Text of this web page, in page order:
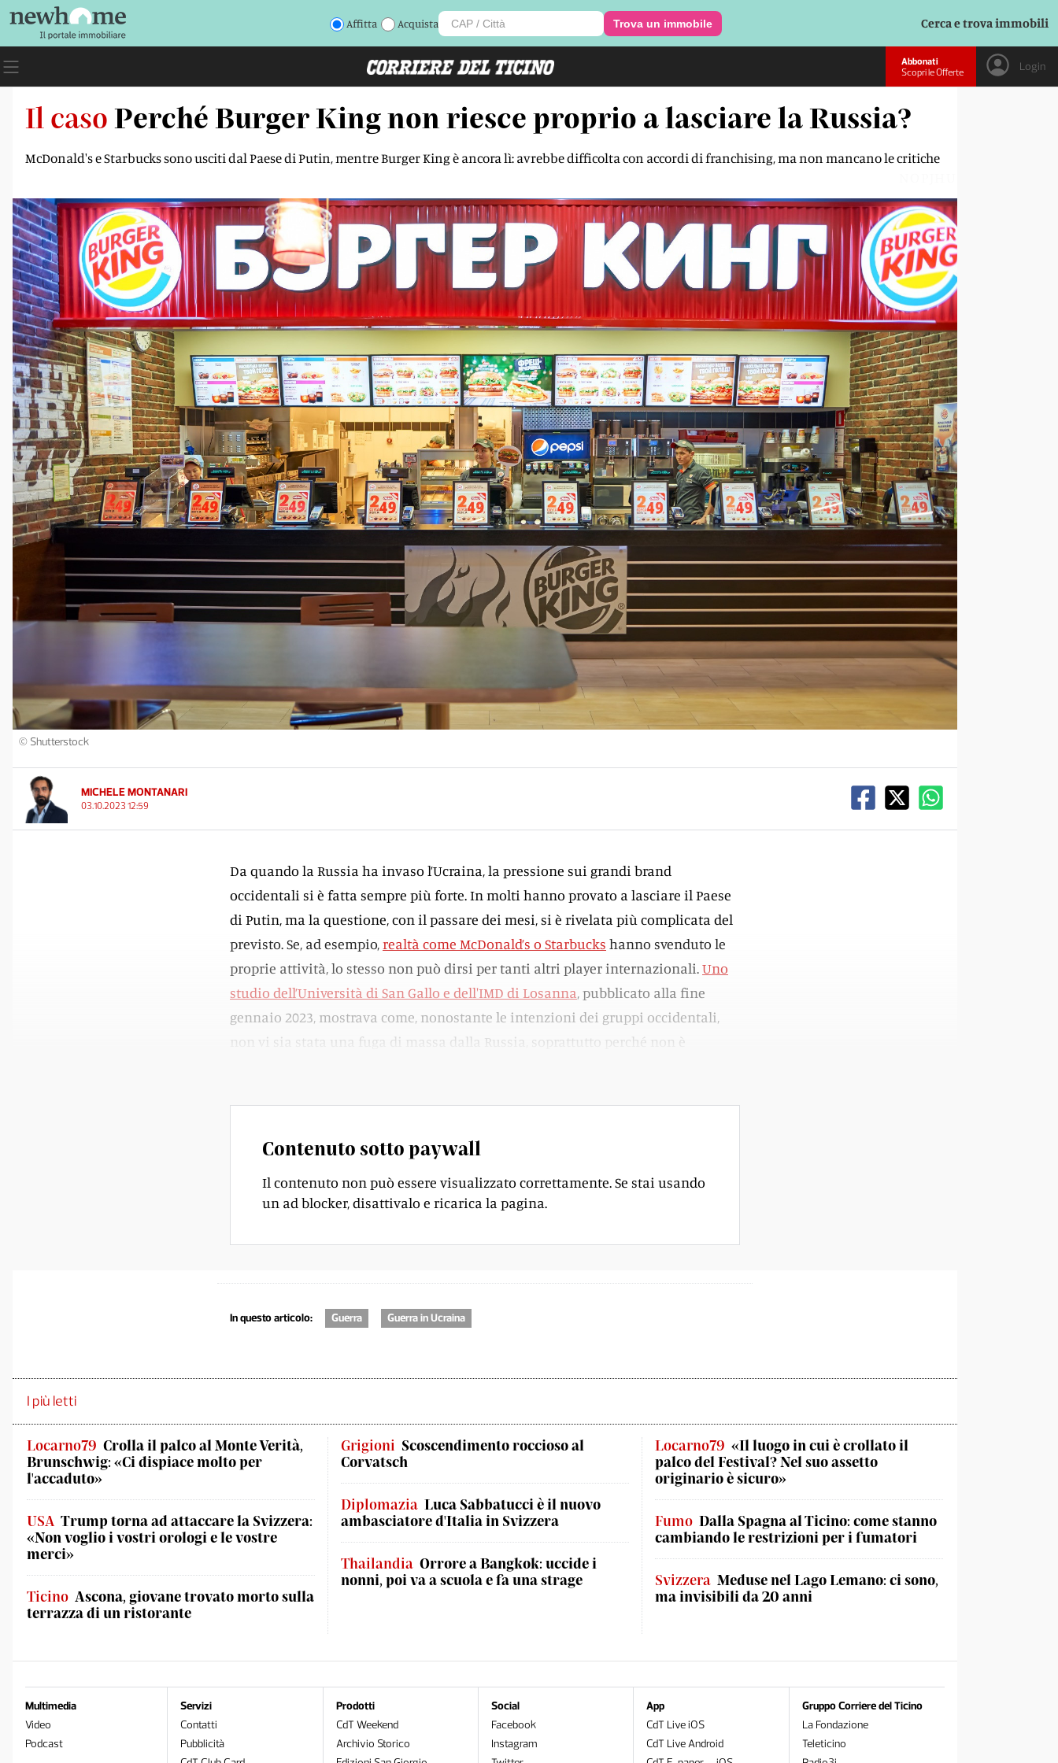
Affitta Acquista Trova un immobile Cerca e trova immobili
Abbonati
Scopri le Offerte
Login
Il caso Perché Burger King non riesce proprio a lasciare la Russia?
McDonald's e Starbucks sono usciti dal Paese di Putin, mentre Burger King è ancora lì: avrebbe difficolta con accordi di franchising, ma non mancano le critiche
© Shutterstock
MICHELE MONTANARI
03.10.2023 12:59
Da quando la Russia ha invaso l’Ucraina, la pressione sui grandi brand
occidentali si è fatta sempre più forte. In molti hanno provato a lasciare il Paese
di Putin, ma la questione, con il passare dei mesi, si è rivelata più complicata del
previsto. Se, ad esempio,realtà come McDonald’s o Starbucks hanno svenduto le
proprie attività, lo stesso non può dirsi per tanti altri player internazionali.Uno
studio dell’Università di San Gallo e dell'IMD di Losanna, pubblicato alla fine
gennaio 2023, mostrava come, nonostante le intenzioni dei gruppi occidentali,
non vi sia stata una fuga di massa dalla Russia, soprattutto perché non è
Contenuto sotto paywall
Il contenuto non può essere visualizzato correttamente. Se stai usando
un ad blocker, disattivalo e ricarica la pagina.
In questo articolo: Guerra Guerra in Ucraina
I più letti
Locarno79 Crolla il palco al Monte Verità,
Brunschwig: «Ci dispiace molto per
l'accaduto»
USA Trump torna ad attaccare la Svizzera:
«Non voglio i vostri orologi e le vostre
merci»
Ticino Ascona, giovane trovato morto sulla
terrazza di un ristorante
Grigioni Scoscendimento roccioso al
Corvatsch
Diplomazia Luca Sabbatucci è il nuovo
ambasciatore d'Italia in Svizzera
Thailandia Orrore a Bangkok: uccide i
nonni, poi va a scuola e fa una strage
Locarno79 «Il luogo in cui è crollato il
palco del Festival? Nel suo assetto
originario è sicuro»
Fumo Dalla Spagna al Ticino: come stanno
cambiando le restrizioni per i fumatori
Svizzera Meduse nel Lago Lemano: ci sono,
ma invisibili da 20 anni
Multimedia
Video
Podcast
Servizi
Contatti
Pubblicità
Prodotti
CdT Weekend
Archivio Storico
Social
Facebook
Instagram
App
CdT Live iOS
CdT Live Android
Gruppo Corriere del Ticino
La Fondazione
Teleticino